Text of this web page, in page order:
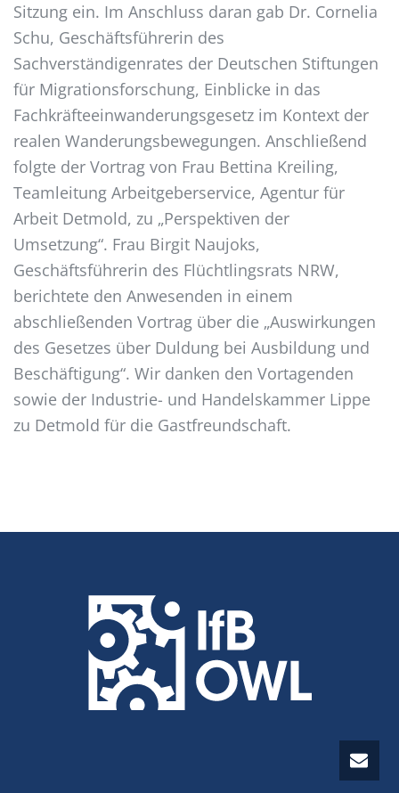
Sitzung ein. Im Anschluss daran gab Dr. Cornelia
Schu, Geschäftsführerin des
Sachverständigenrates der Deutschen Stiftungen
für Migrationsforschung, Einblicke in das
Fachkräfteeinwanderungsgesetz im Kontext der
realen Wanderungsbewegungen. Anschließend
folgte der Vortrag von Frau Bettina Kreiling,
Teamleitung Arbeitgeberservice, Agentur für
Arbeit Detmold, zu „Perspektiven der
Umsetzung“. Frau Birgit Naujoks,
Geschäftsführerin des Flüchtlingsrats NRW,
berichtete den Anwesenden in einem
abschließenden Vortrag über die „Auswirkungen
des Gesetzes über Duldung bei Ausbildung und
Beschäftigung“. Wir danken den Vortagenden
sowie der Industrie- und Handelskammer Lippe
zu Detmold für die Gastfreundschaft.